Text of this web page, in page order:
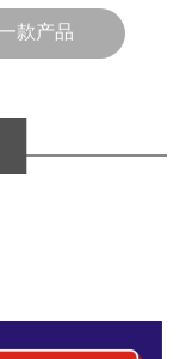
款产品